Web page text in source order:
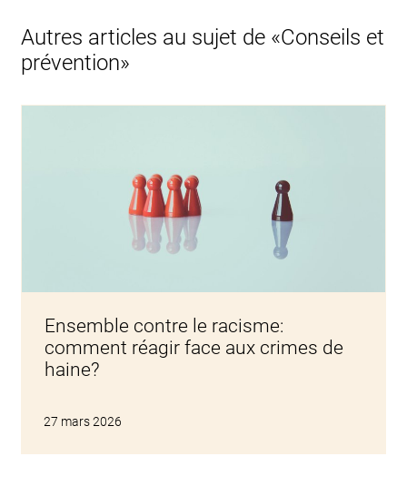
Autres articles au sujet de «Conseils et
prévention»
Ensemble contre le racisme:
comment réagir face aux crimes de
haine?
27 mars 2026